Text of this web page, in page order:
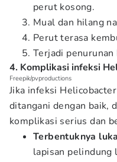
perut kosong.
Mual dan hilang
Perut terasa
Terjadi
4. Komplikasi infeksi
Freepik/pvproductions
Jika infeksi
ditangani dengan baik,
komplikasi serius dan
Terbentuknya luka
lapisan pelindung